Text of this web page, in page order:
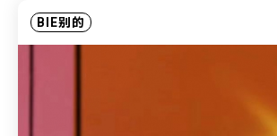
BIE别的